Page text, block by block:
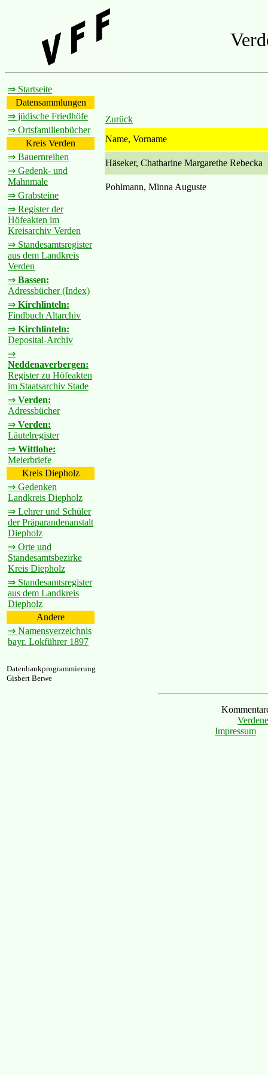
⇒ Startseite
Datensammlungen
⇒ jüdische Friedhöfe
⇒ Ortsfamilienbücher
Kreis Verden
⇒ Bauernreihen
⇒ Gedenk- und
Mahnmale
⇒ Grabsteine
⇒ Register der
Höfeakten im
Kreisarchiv Verden
⇒ Standesamtsregister
aus dem Landkreis
Verden
⇒ Bassen:
Adressbücher (Index)
⇒ Kirchlinteln:
Findbuch Altarchiv
⇒ Kirchlinteln:
Deposital-Archiv
⇒
Neddenaverbergen:
Register zu Höfeakten
im Staatsarchiv Stade
⇒ Verden:
Adressbücher
⇒ Verden:
Läutelregister
⇒ Wittlohe:
Meierbriefe
Kreis Diepholz
⇒ Gedenken
Landkreis Diepholz
⇒ Lehrer und Schüler
der Präparandenanstalt
Diepholz
⇒ Orte und
Standesamtsbezirke
Kreis Diepholz
⇒ Standesamtsregister
aus dem Landkreis
Diepholz
Andere
⇒ Namensverzeichnis
bayr. Lokführer 1897
Zurück
Name, Vorname
Häseker, Chatharine Margarethe Rebecka
Pohlmann, Minna Auguste
Datenbankprogrammierung
Gisbert Berwe
Impressum